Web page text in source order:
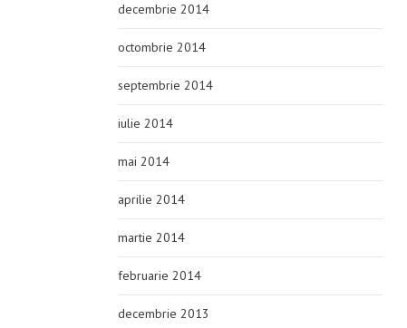
decembrie 2014
octombrie 2014
septembrie 2014
iulie 2014
mai 2014
aprilie 2014
martie 2014
februarie 2014
decembrie 2013